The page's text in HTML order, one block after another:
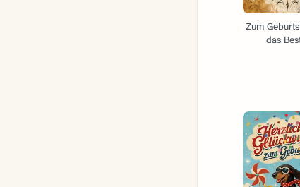
Zum
das